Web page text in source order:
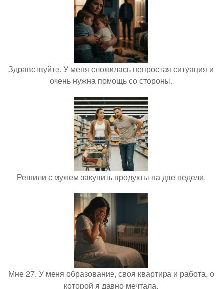
Здравствуйте. У меня сложилась непростая ситуация и
очень нужна помощь со стороны.
Решили с мужем закупить продукты на две недели.
Мне 27. У меня образование, своя квартира и работа, о
которой я давно мечтала.